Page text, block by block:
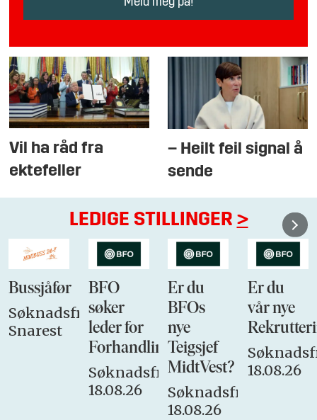
Vil ha råd fra
ektefeller
– Heilt feil signal å
sende
LEDIGE STILLINGER >
Bussjåfør
Søknadsfrist:
Snarest
BFO
søker
leder for
Forhandlingsutvalget
Søknadsfrist:
18.08.26
Er du
BFOs
nye
Teigsjef
MidtVest?
Søknadsfrist:
18.08.26
Er du
vår nye
18.08.26